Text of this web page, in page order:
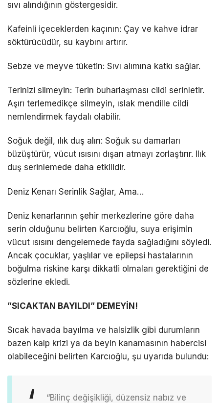
sıvı alındığının göstergesidir.
Kafeinli içeceklerden kaçının: Çay ve kahve idrar
söktürücüdür, su kaybını artırır.
Sebze ve meyve tüketin: Sıvı alımına katkı sağlar.
Terinizi silmeyin: Terin buharlaşması cildi serinletir.
Aşırı terlemedikçe silmeyin, ıslak mendille cildi
nemlendirmek faydalı olabilir.
Soğuk değil, ılık duş alın: Soğuk su damarları
büzüştürür, vücut ısısını dışarı atmayı zorlaştırır. Ilık
duş serinlemede daha etkilidir.
Deniz Kenarı Serinlik Sağlar, Ama…
Deniz kenarlarının şehir merkezlerine göre daha
serin olduğunu belirten Karcıoğlu, suya erişimin
vücut ısısını dengelemede fayda sağladığını söyledi.
Ancak çocuklar, yaşlılar ve epilepsi hastalarının
boğulma riskine karşı dikkatli olmaları gerektiğini de
sözlerine ekledi.
”SICAKTAN BAYILDI” DEMEYİN!
Sıcak havada bayılma ve halsizlik gibi durumların
bazen kalp krizi ya da beyin kanamasının habercisi
olabileceğini belirten Karcıoğlu, şu uyarıda bulundu:
“Bilinç değişikliği, düzensiz nabız ve